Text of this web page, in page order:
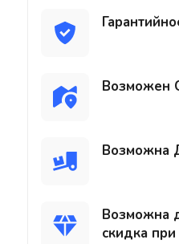
Возможен
Возможна
Возможна
скидка